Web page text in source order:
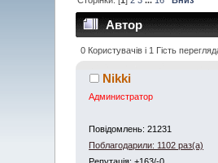
Автор
0 Користувачів і 1 Гість
Nikki
Администратор
Повідомлень: 21231
Поблагодарили: 1102 раз(а)